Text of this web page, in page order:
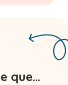
que...